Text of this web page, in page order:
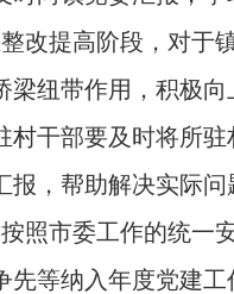
改提高阶段，对于
梁纽带作用，积极
村干部要及时将所
报，帮助解决实际问
照市委工作的统一
先等纳入年度党建